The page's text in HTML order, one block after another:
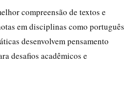
compreensão de textos e
em disciplinas como português
desenvolvem pensamento
desafios acadêmicos e